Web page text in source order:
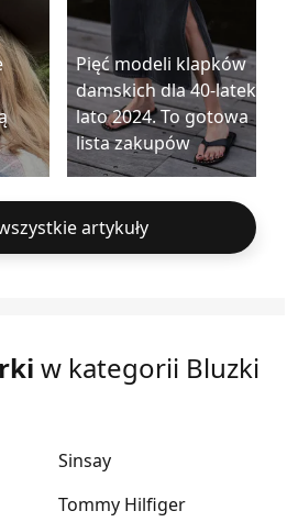
Pięć modeli klapków
damskich dla 40-latek na
lato 2024. To gotowa
lista zakupów
artykuły
w kategorii Bluzki
Sinsay
Tommy Hilfiger